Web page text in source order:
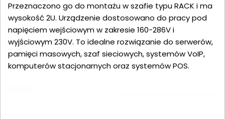
Przeznaczono go do montażu w szafie typu RACK i ma
wysokość 2U. Urządzenie dostosowano do pracy pod
napięciem wejściowym w zakresie 160-286V i
wyjściowym 230V. To idealne rozwiązanie do serwerów,
pamięci masowych, szaf sieciowych, systemów VoIP,
komputerów stacjonarnych oraz systemów POS.